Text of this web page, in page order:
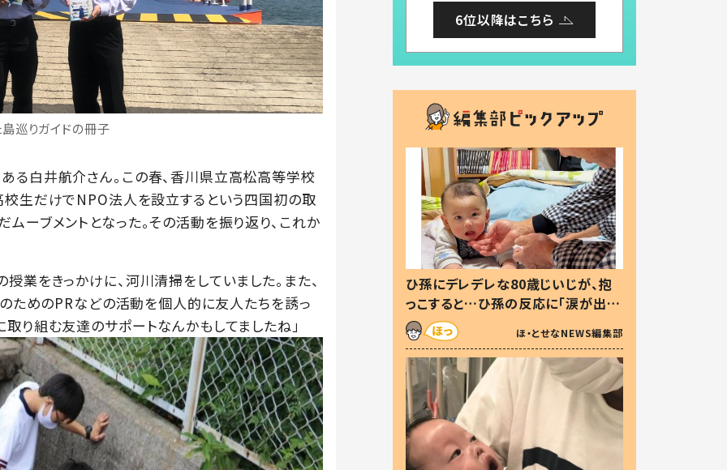
巡りガイドの冊子
白井航介さん。この春、香川県立高松高等学校
校生だけでNPO法人を設立するという四国初の取
ーブメントとなった。その活動を振り返り、これか
業をきっかけに、河川清掃をしていました。また、
めのPRなどの活動を個人的に友人たちを誘っ
り組む友達のサポートなんかもしてましたね」
6位以降はこちら
ひ孫にデレデレな80歳じいじが、抱
っこすると…ひ孫の反応に「涙が出ま
した」「可愛くて仕方ない」
ほ・とせなNEWS編集部